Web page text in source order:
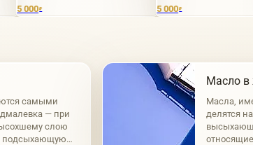
самыми
— при
слою
подсыхающую
Масло в
Масла,
делятся